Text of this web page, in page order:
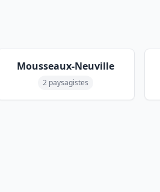
Mousseaux-Neuville
2 paysagistes